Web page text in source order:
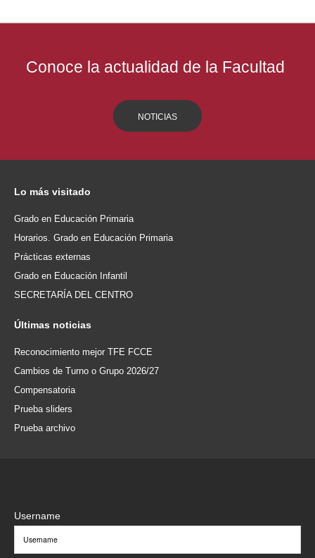
Conoce la actualidad de la Facultad
NOTICIAS
Lo más visitado
Grado en Educación Primaria
Horarios. Grado en Educación Primaria
Prácticas externas
Grado en Educación Infantil
SECRETARÍA DEL CENTRO
Últimas noticias
Reconocimiento mejor TFE FCCE
Cambios de Turno o Grupo 2026/27
Compensatoria
Prueba sliders
Prueba archivo
Username